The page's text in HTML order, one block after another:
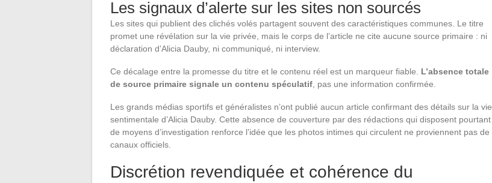
Les signaux d’alerte sur les sites non sourcés
Les sites qui publient des clichés volés partagent souvent des caractéristiques communes. Le titre
promet une révélation sur la vie privée, mais le corps de l’article ne cite aucune source primaire : ni
déclaration d’Alicia Dauby, ni communiqué, ni interview.
Ce décalage entre la promesse du titre et le contenu réel est un marqueur fiable. L’absence totale
de source primaire signale un contenu spéculatif, pas une information confirmée.
Les grands médias sportifs et généralistes n’ont publié aucun article confirmant des détails sur la vie
sentimentale d’Alicia Dauby. Cette absence de couverture par des rédactions qui disposent pourtant
de moyens d’investigation renforce l’idée que les photos intimes qui circulent ne proviennent pas de
canaux officiels.
Discrétion revendiquée et cohérence du